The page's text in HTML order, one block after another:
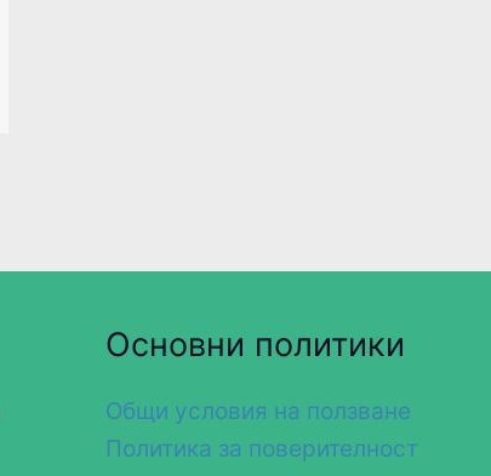
Основни политики
Общи условия на ползване
Политика за поверителност